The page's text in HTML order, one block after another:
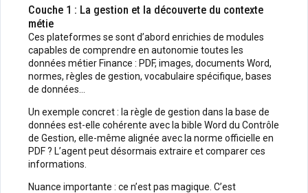
Couche 1 : La gestion et la découverte du contexte
métie
Ces plateformes se sont d’abord enrichies de modules
capables de comprendre en autonomie toutes les
données métier Finance : PDF, images, documents Word,
normes, règles de gestion, vocabulaire spécifique, bases
de données…
Un exemple concret : la règle de gestion dans la base de
données est-elle cohérente avec la bible Word du Contrôle
de Gestion, elle-même alignée avec la norme officielle en
PDF ? L’agent peut désormais extraire et comparer ces
informations.
Nuance importante : ce n’est pas magique. C’est